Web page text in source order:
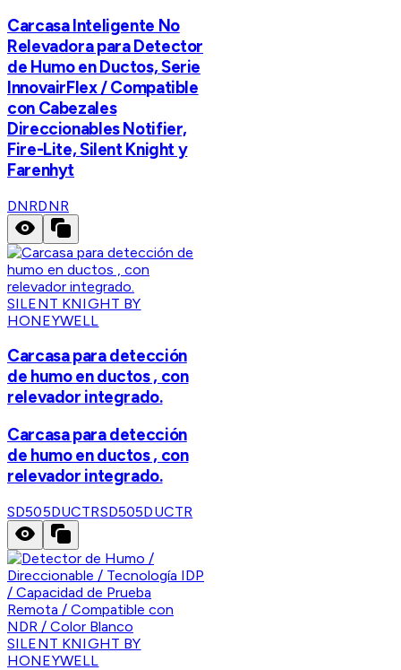
Carcasa Inteligente No
Relevadora para Detector
de Humo en Ductos, Serie
InnovairFlex / Compatible
con Cabezales
Direccionables Notifier,
Fire-Lite, Silent Knight y
Farenhyt
DNRDNR
SILENT KNIGHT BY
HONEYWELL
Carcasa para detección
de humo en ductos , con
relevador integrado.
Carcasa para detección
de humo en ductos , con
relevador integrado.
SD505DUCTRSD505DUCTR
SILENT KNIGHT BY
HONEYWELL